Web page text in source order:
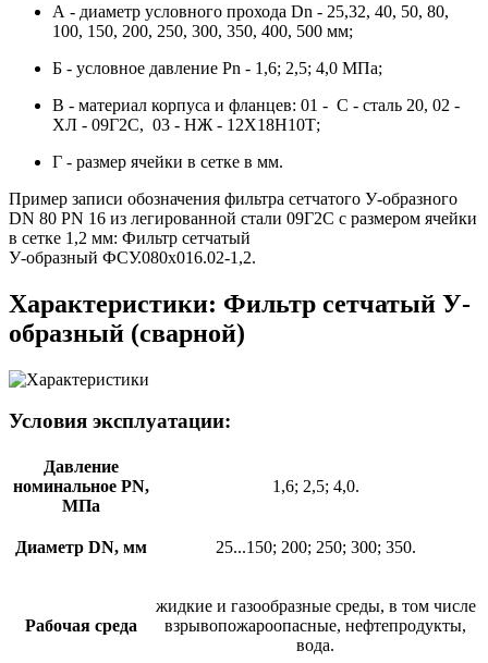
А - диаметр условного прохода Dn - 25,32, 40, 50, 80,
100, 150, 200, 250, 300, 350, 400, 500 мм;
Б - условное давление Рn - 1,6; 2,5; 4,0 МПа;
В - материал корпуса и фланцев: 01 - С - сталь 20, 02 -
ХЛ - 09Г2С, 03 - НЖ - 12Х18Н10Т;
Г - размер ячейки в сетке в мм.
Пример записи обозначения фильтра сетчатого У-образного
DN 80 PN 16 из легированной стали 09Г2С с размером ячейки
в сетке 1,2 мм: Фильтр сетчатый
У-образный ФСУ.080х016.02-1,2.
Характеристики: Фильтр сетчатый У-
образный (сварной)
Условия эксплуатации:
Давление
номинальное PN,
МПа
1,6; 2,5; 4,0.
Диаметр DN, мм 25...150; 200; 250; 300; 350.
Рабочая среда
жидкие и газообразные среды, в том числе
взрывопожароопасные, нефтепродукты,
вода.